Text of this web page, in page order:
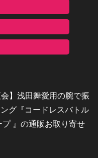
会】浅田舞愛用の腕で振
グ『コードレスバトル
プ 』の通販お取り寄せ